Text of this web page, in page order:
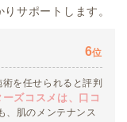
サポートします。
6位
を任せられると評判
ーズコスメは、口コ
、肌のメンテナンス